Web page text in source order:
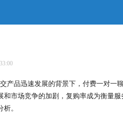
产品迅速发展的背景下，付费一对一
和市场竞争的加剧，复购率成为衡量
。